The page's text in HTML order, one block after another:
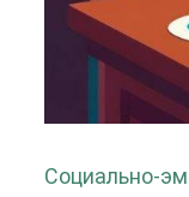
Социально-